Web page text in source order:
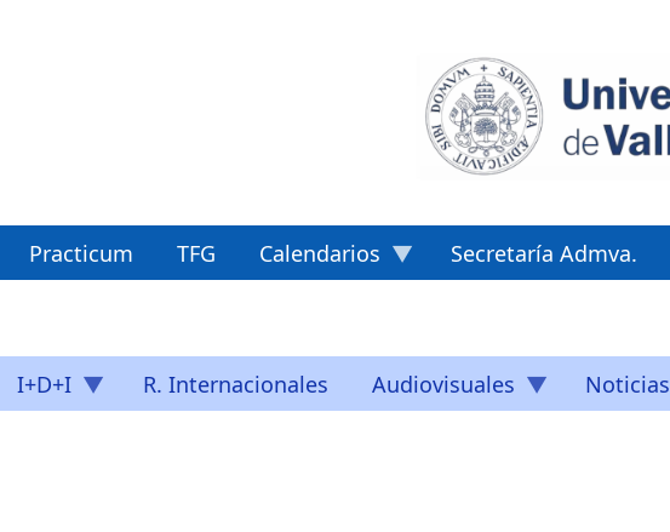
Practicum TFG Calendarios Secretaría Admva.
I+D+I R. Internacionales Audiovisuales
Noticias